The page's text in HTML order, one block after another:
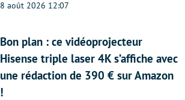
8 août 2026 12:07
Bon plan : ce vidéoprojecteur
Hisense triple laser 4K s’affiche avec
une rédaction de 390 € sur Amazon
!